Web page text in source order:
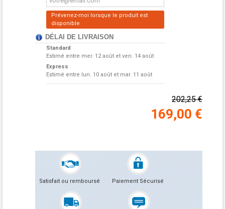
Prévenez-moi lorsque le produit est
disponible
DÉLAI DE LIVRAISON
Standard
Estimé entre mer. 12 août et ven. 14 août
Express
Estimé entre lun. 10 août et mar. 11 août
202,25 €
169,00 €
Satisfait ou remboursé Paiement Sécurisé